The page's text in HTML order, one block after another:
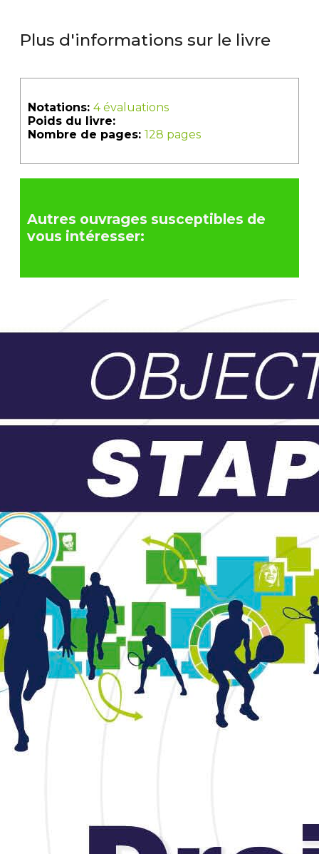
Plus d'informations sur le livre
Notations: 4 évaluations
Poids du livre:
Nombre de pages: 128 pages
Autres ouvrages susceptibles de
vous intéresser:
Hardy, ma vie intérieure